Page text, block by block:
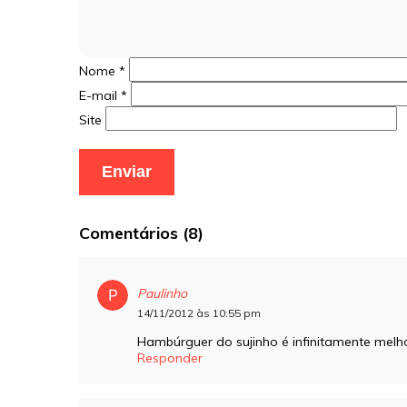
Nome *
E-mail *
Site
Comentários (8)
Paulinho
14/11/2012 às 10:55 pm
Hambúrguer do sujinho é infinitamente
Responder